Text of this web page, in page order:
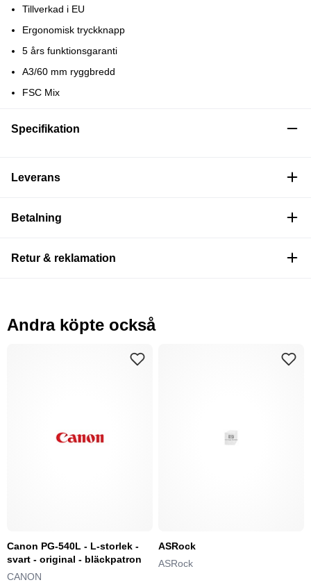
Tillverkad i EU
Ergonomisk tryckknapp
5 års funktionsgaranti
A3/60 mm ryggbredd
FSC Mix
Specifikation
Leverans
Betalning
Retur & reklamation
Andra köpte också
Canon PG-540L - L-storlek -
svart - original - bläckpatron
CANON
ASRock
ASRock